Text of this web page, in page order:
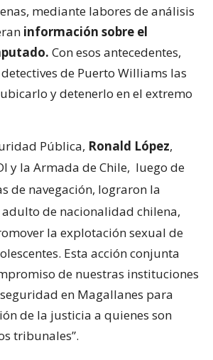
mediante labores de análisis
información sobre el
Con esos antecedentes,
de Puerto Williams las
y detenerlo en el extremo
Pública, Ronald López,
y la Armada de Chile, luego de
de navegación, lograron la
de nacionalidad chilena,
la explotación sexual de
Esta acción conjunta
de nuestras instituciones
en Magallanes para
de la justicia a quienes son
tribunales”.